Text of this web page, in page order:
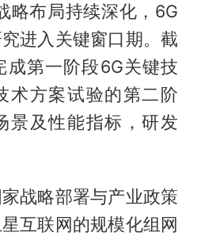
略布局持续深化，6G
进入关键窗口期。截
成第一阶段6G关键技
术方案试验的第二阶
景及性能指标，研发
战略部署与产业政策
互联网的规模化组网